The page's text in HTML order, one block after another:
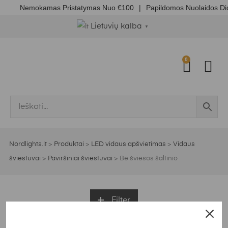
Nemokamas Pristatymas Nuo €100 Papildomos Nuolaidos
Lietuvių kalba ▼
0
Nordlights.lt > Produktai > LED vidaus apšvietimas > Vidaus
šviestuvai > Paviršiniai šviestuvai > Be šviesos šaltinio
Filter